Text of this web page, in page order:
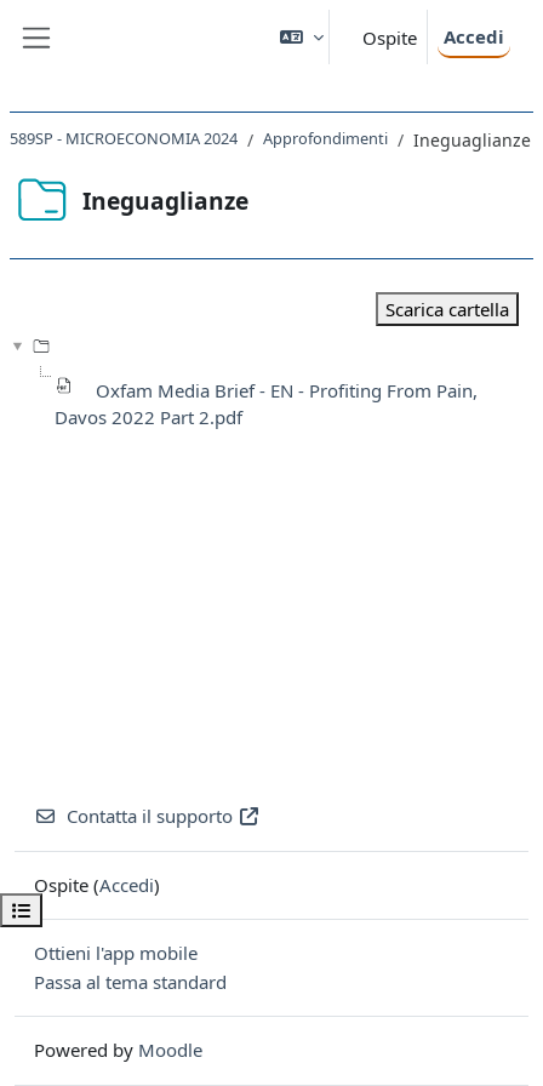
Ospite Accedi
Apri indice del corso
589SP - MICROECONOMIA 2024 Approfondimenti Ineguaglianze
Ineguaglianze
Scarica cartella
Oxfam Media Brief - EN - Profiting From Pain,
Davos 2022 Part 2.pdf
Contatta il supporto
Ospite (Accedi)
Ottieni l'app mobile
Passa al tema standard
Powered by Moodle